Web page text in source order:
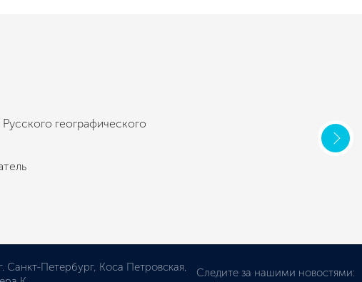
географического
Санкт-Петербург, Коса Петровская,
Следите за нашими новостями: